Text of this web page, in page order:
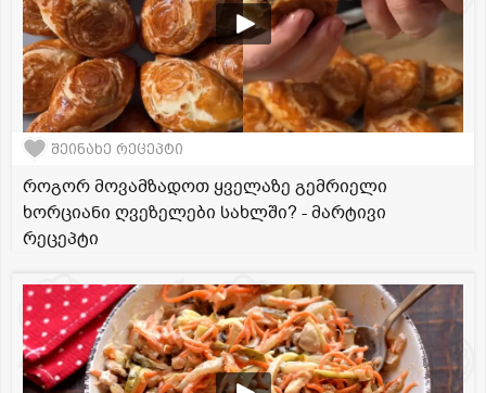
შეინახე რეცეპტი
როგორ მოვამზადოთ ყველაზე გემრიელი
ხორციანი ღვეზელები სახლში? - მარტივი
რეცეპტი